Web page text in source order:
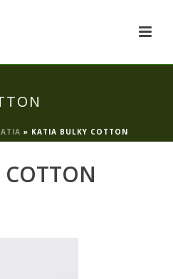
» KATIA BULKY COTTON